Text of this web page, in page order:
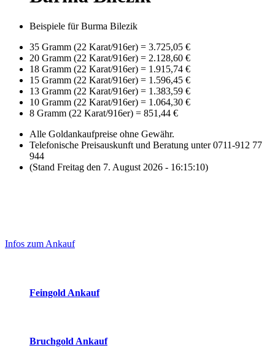
Beispiele für Burma Bilezik
35 Gramm (22 Karat/916er) = 3.725,05 €
20 Gramm (22 Karat/916er) = 2.128,60 €
18 Gramm (22 Karat/916er) = 1.915,74 €
15 Gramm (22 Karat/916er) = 1.596,45 €
13 Gramm (22 Karat/916er) = 1.383,59 €
10 Gramm (22 Karat/916er) = 1.064,30 €
8 Gramm (22 Karat/916er) = 851,44 €
Alle Goldankaufpreise ohne Gewähr.
Telefonische Preisauskunft und Beratung unter 0711-912 77
944
(Stand Freitag den 7. August 2026 - 16:15:10)
Sidebar
Infos zum Ankauf
Feingold Ankauf
Bruchgold Ankauf